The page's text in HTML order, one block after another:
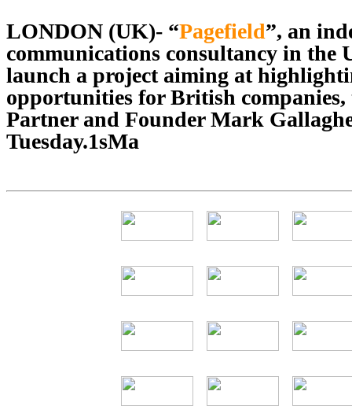
LONDON (UK)- “Pagefield”, an
communications consultancy in the
launch a project aiming at
opportunities for British companies,
Partner and Founder Mark
Tuesday.1sMa